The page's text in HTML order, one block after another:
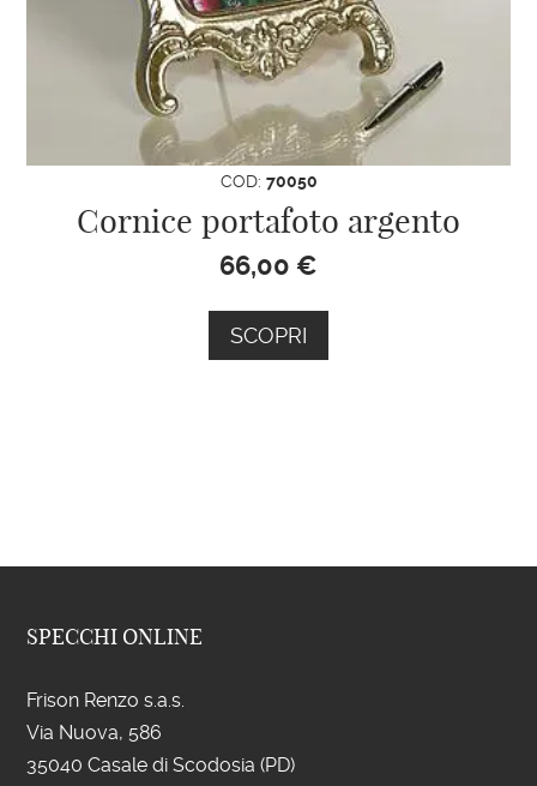
COD: 70050
Cornice portafoto argento
66,00 €
SCOPRI
SPECCHI ONLINE
Frison Renzo s.a.s.
Via Nuova, 586
35040 Casale di Scodosia (PD)